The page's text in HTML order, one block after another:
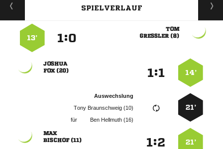
SPIELVERLAUF

 
:
13’
14’
:

 
21’
Auswechslung
  
für
  
21’
:

 